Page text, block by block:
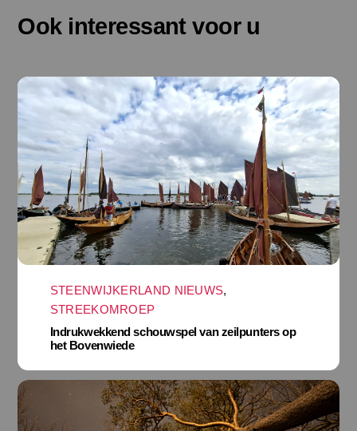
Ook interessant voor u
STEENWIJKERLAND NIEUWS,
STREEKOMROEP
Indrukwekkend schouwspel van zeilpunters op
het Bovenwiede